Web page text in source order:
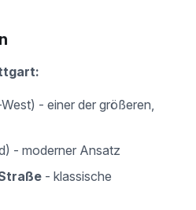
- einer der größeren,
- moderner Ansatz
- klassische